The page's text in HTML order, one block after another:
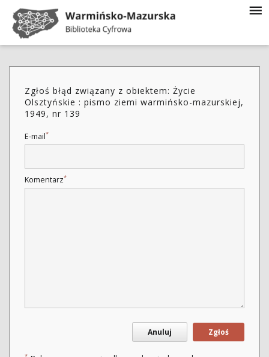
Zgłoś błąd związany z obiektem: Życie
Olsztyńskie : pismo ziemi warmińsko-mazurskiej,
1949, nr 139
E-mail*
Komentarz*
Anuluj Zgłoś